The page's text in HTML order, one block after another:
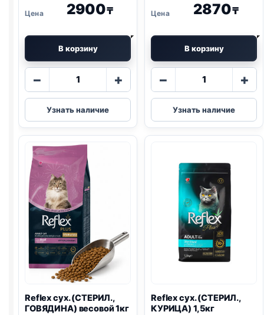
2900₸
В корзину
−
Количество
Reflex
сух.
(URINARY,
ЛОСОСЬ)
весовой
1кг
+
Узнать наличие
2870₸
В корзину
−
Количество
Reflex
сух.
(ВЗРОСЛЫЕ,
РИС)
весовой
1кг
+
Узнать наличие
Reflex сух. (СТЕРИЛ.,
ГОВЯДИНА) весовой 1кг
Reflex сух. (СТЕРИЛ.,
КУРИЦА) 1,5кг